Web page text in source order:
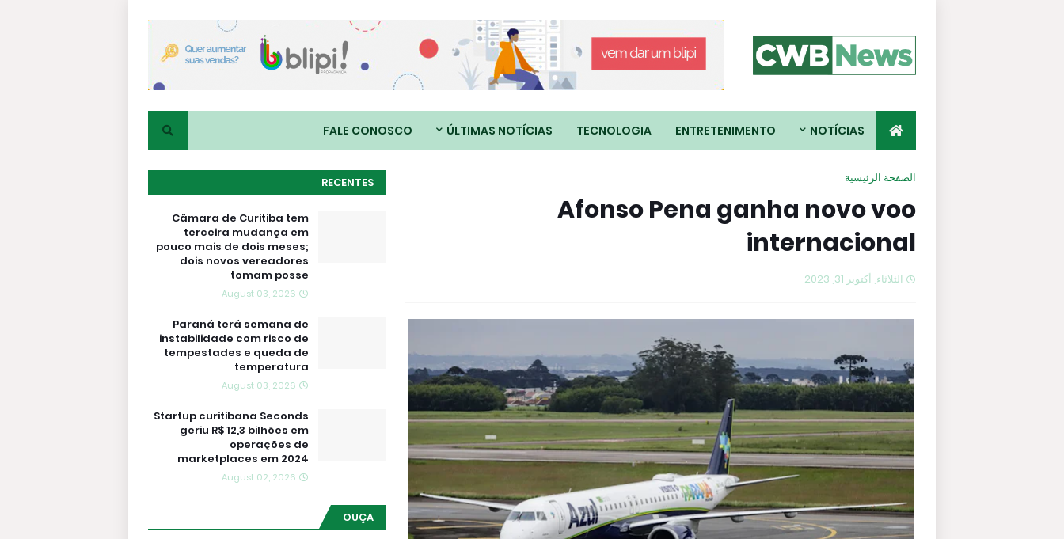
NOTÍCIAS
ENTRETENIMENTO
TECNOLOGIA
ÚLTIMAS NOTÍCIAS
FALE CONOSCO
الصفحة الرئيسية
Afonso Pena ganha novo voo
internacional
الثلاثاء, أكتوبر 31, 2023
RECENTES
Câmara de Curitiba tem
terceira mudança em
pouco mais de dois meses;
dois novos vereadores
tomam posse
August 03, 2026
Paraná terá semana de
instabilidade com risco de
tempestades e queda de
temperatura
August 03, 2026
Startup curitibana Seconds
geriu R$ 12,3 bilhões em
operações de
marketplaces em 2024
August 02, 2026
OUÇA